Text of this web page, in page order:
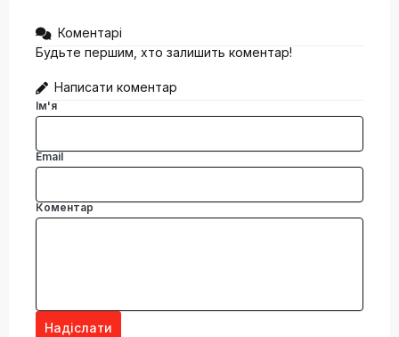
Коментарі
Будьте першим, хто залишить коментар!
Написати коментар
Ім'я
Email
Коментар
Надіслати